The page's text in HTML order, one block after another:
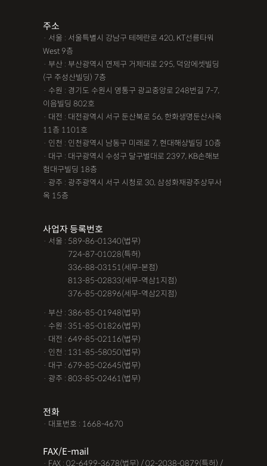
주소
· 서울 : 서울특별시 강남구 테헤란로 420, KT선릉타워
West 9층
· 부산 : 부산광역시 연제구 거제대로 295, 덕암에셋빌딩
(구 주성산빌딩) 7층
· 수원 : 경기도 수원시 영통구 광교중앙로 248번길 7-7,
이음빌딩 802호
· 대전 : 대전광역시 서구 둔산북로 56, 한화생명둔산사옥
11층 1101호
· 인천 : 인천광역시 남동구 미래로 7, 현대해상빌딩 10층
· 대구 : 대구광역시 수성구 달구벌대로 2397, KB손해보
험대구빌딩 18층
· 광주 : 광주광역시 서구 시청로 30, 삼성화재광주상무사
옥 15층
사업자 등록번호
· 서울 : 589-86-01340(법무)
724-87-01028(특허)
336-88-03151(세무-본점)
813-85-02833(세무-역삼1지점)
376-85-02896(세무-역삼2지점)
· 부산 : 386-85-01948(법무)
· 수원 : 351-85-01826(법무)
· 대전 : 649-85-02116(법무)
· 인천 : 131-85-58050(법무)
· 대구 : 679-85-02645(법무)
· 광주 : 803-85-02461(법무)
전화
· 대표번호 : 1668-4670
FAX/E-mail
· FAX : 02-6499-3678(법무) / 02-2038-0879(특허) /